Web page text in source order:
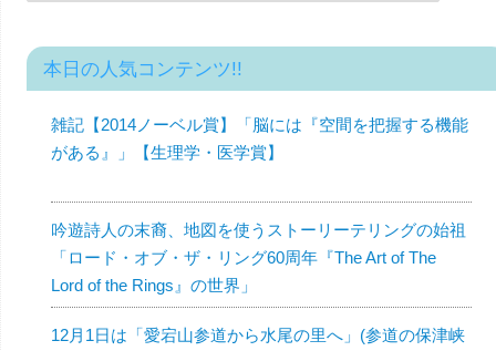
本日の人気コンテンツ!!
雑記【2014ノーベル賞】「脳には『空間を把握する機能
がある』」【生理学・医学賞】
吟遊詩人の末裔、地図を使うストーリーテリングの始祖
「ロード・オブ・ザ・リング60周年『The Art of The
Lord of the Rings』の世界」
12月1日は「愛宕山参道から水尾の里へ」(参道の保津峡